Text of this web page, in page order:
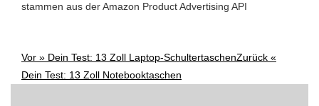
stammen aus der Amazon Product Advertising API
Post
Vor » Dein Test: 13 Zoll Laptop-SchultertaschenZurück «
Dein Test: 13 Zoll Notebooktaschen